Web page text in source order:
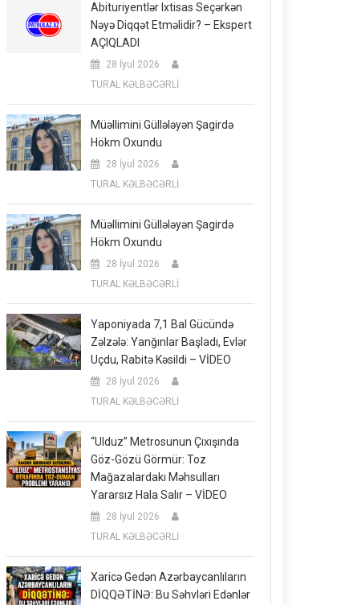
Abituriyentlər Ixtisas Seçərkən
Nəyə Diqqət Etməlidir? – Ekspert
AÇIQLADI
28 İyul 2026
TURAL KƏLBƏCƏRLİ
Müəllimini Güllələyən Şagirdə
Hökm Oxundu
28 İyul 2026
TURAL KƏLBƏCƏRLİ
Müəllimini Güllələyən Şagirdə
Hökm Oxundu
28 İyul 2026
TURAL KƏLBƏCƏRLİ
Yaponiyada 7,1 Bal Gücündə
Zəlzələ: Yanğınlar Başladı, Evlər
Uçdu, Rabitə Kəsildi – VİDEO
28 İyul 2026
TURAL KƏLBƏCƏRLİ
“Ulduz” Metrosunun Çıxışında
Göz-Gözü Görmür: Toz
Mağazalardakı Məhsulları
Yararsız Hala Salır – VİDEO
28 İyul 2026
TURAL KƏLBƏCƏRLİ
Xaricə Gedən Azərbaycanlıların
DİQQƏTİNƏ: Bu Səhvləri Edənlər